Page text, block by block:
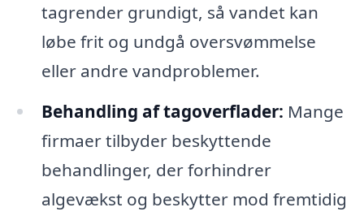
tagrender grundigt, så vandet kan
løbe frit og undgå oversvømmelse
eller andre vandproblemer.
Behandling af tagoverflader: Mange
firmaer tilbyder beskyttende
behandlinger, der forhindrer
algevækst og beskytter mod fremtidig